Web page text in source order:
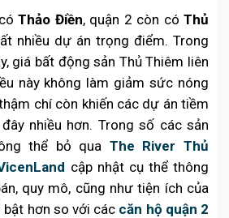
cóThảo Điền, quận 2 còn cóThủ
nhiều dự án trọng điểm. Trong
giá bất động sản Thủ Thiêm liên
này không làm giảm sức nóng
chí còn khiến các dự án tiềm
nhiều hơn. Trong số các sản
thể bỏ qua The River Thủ
cập nhật cụ thể thông
quy mô, cũng như tiện ích của
hơn so với các căn hộ quận 2